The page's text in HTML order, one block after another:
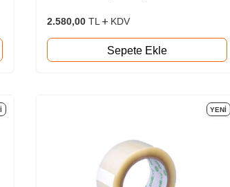
2.580,00TL KDV
Sepete Ekle
YENI